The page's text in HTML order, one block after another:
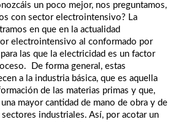
un poco mejor, nos preguntamos,
con sector electrointensivo? La
en que en la actualidad
electrointensivo al conformado por
las que la electricidad es un factor
De forma general, estas
a la industria básica, que es aquella
de las materias primas y que,
mayor cantidad de mano de obra y de
industriales. Así, por acotar un